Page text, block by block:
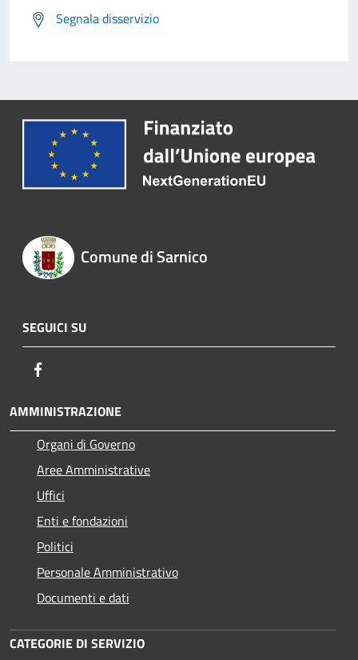
Segnala disservizio
Comune di Sarnico
SEGUICI SU
AMMINISTRAZIONE
Organi di Governo
Aree Amministrative
Uffici
Enti e fondazioni
Politici
Personale Amministrativo
Documenti e dati
CATEGORIE DI SERVIZIO